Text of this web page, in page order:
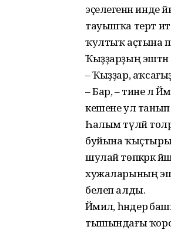
эҫелегенән инде
тауышҡа терт
ҡултыҡ аҫтына
Ҡыҙҙарҙың эштән
– Ҡыҙҙар,
– Бар, – тине лә
кешене ул танып
Һалым түләй
буйына
шулай төпкәрәк
хужаларының
белеп алды.
Йәмилә, һәндерә
тышындағы